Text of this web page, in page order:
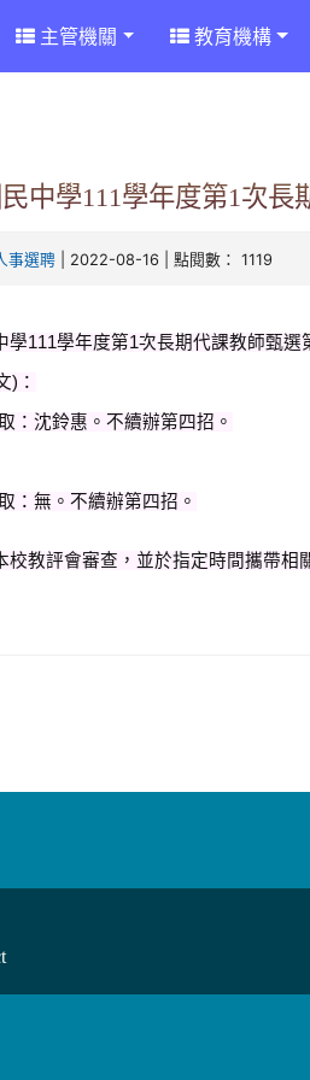
主管機關 教育機構
中學111學年度第1次
事選聘 | 2022-08-16 | 點閱數： 1119
學111學年度第1次長期代課教師甄選
)：
：沈鈴惠。不續辦第四招。
：無。不續辦第四招。
校教評會審查，並於指定時間攜帶相